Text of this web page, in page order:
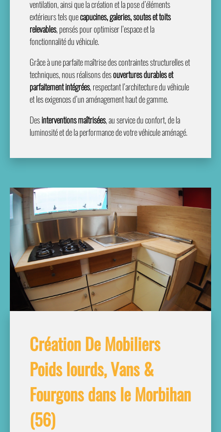
ventilation, ainsi que la création et la pose d’éléments
extérieurs tels quecapucines, galeries, soutes et toits
relevables, pensés pour optimiser l’espace et la
fonctionnalité du véhicule.
Grâce à une parfaite maîtrise des contraintes structurelles et
techniques, nous réalisons desouvertures durables et
parfaitement intégrées, respectant l’architecture du véhicule
et les exigences d’un aménagement haut de gamme.
Desinterventions maîtrisées, au service du confort, de la
luminosité et de la performance de votre véhicule aménagé.
Création De Mobiliers
Poids lourds, Vans &
Fourgons dans le Morbihan
(56)